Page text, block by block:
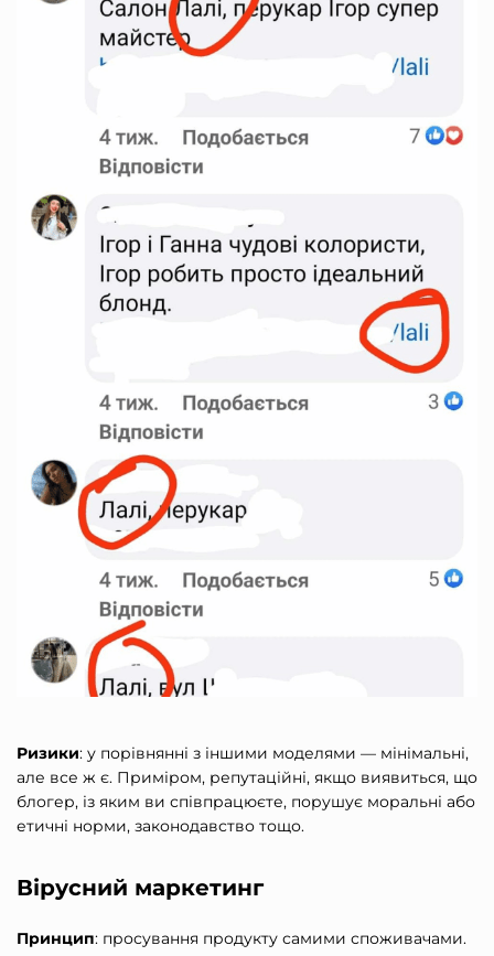
Ризики: у порівнянні з іншими моделями — мінімальні,
але все ж є. Приміром, репутаційні, якщо виявиться, що
блогер, із яким ви співпрацюєте, порушує моральні або
етичні норми, законодавство тощо.
Вірусний маркетинг
Принцип: просування продукту самими споживачами.